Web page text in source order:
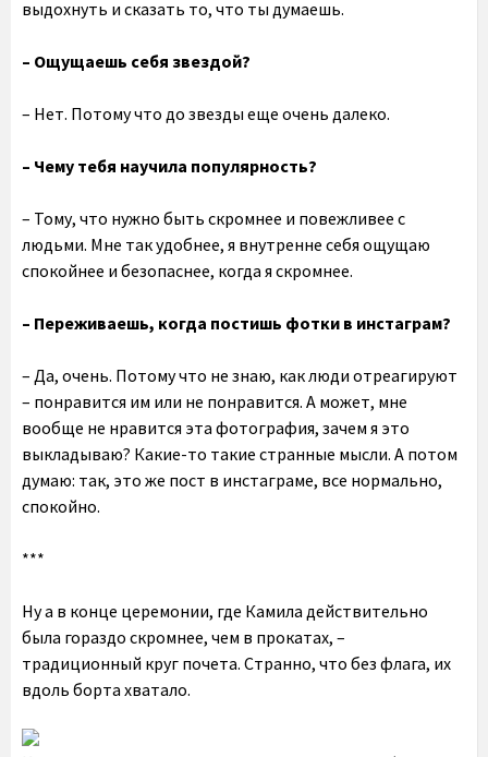
выдохнуть и сказать то, что ты думаешь.
– Ощущаешь себя звездой?
– Нет. Потому что до звезды еще очень далеко.
– Чему тебя научила популярность?
– Тому, что нужно быть скромнее и повежливее с
людьми. Мне так удобнее, я внутренне себя ощущаю
спокойнее и безопаснее, когда я скромнее.
– Переживаешь, когда постишь фотки в инстаграм?
– Да, очень. Потому что не знаю, как люди отреагируют
– понравится им или не понравится. А может, мне
вообще не нравится эта фотография, зачем я это
выкладываю? Какие-то такие странные мысли. А потом
думаю: так, это же пост в инстаграме, все нормально,
спокойно.
***
Ну а в конце церемонии, где Камила действительно
была гораздо скромнее, чем в прокатах, –
традиционный круг почета. Странно, что без флага, их
вдоль борта хватало.